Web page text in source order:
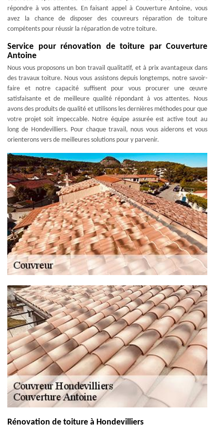
répondre à vos attentes. En faisant appel à Couverture Antoine, vous
avez la chance de disposer des couvreurs réparation de toiture
compétents pour réussir la réparation de votre toiture.
Service pour rénovation de toiture par Couverture
Antoine
Nous vous proposons un bon travail qualitatif, et à prix avantageux dans
des travaux toiture. Nous vous assistons depuis longtemps, notre savoir-
faire et notre capacité suffisent pour vous procurer une œuvre
satisfaisante et de meilleure qualité répondant à vos attentes. Nous
avons des produits de qualité et utilisons les dernières méthodes pour que
votre projet soit impeccable. Notre équipe assurée est active tout au
long de Hondevilliers. Pour chaque travail, nous vous aiderons et vous
orienterons vers de meilleures solutions pour y parvenir.
Rénovation de toiture à Hondevilliers